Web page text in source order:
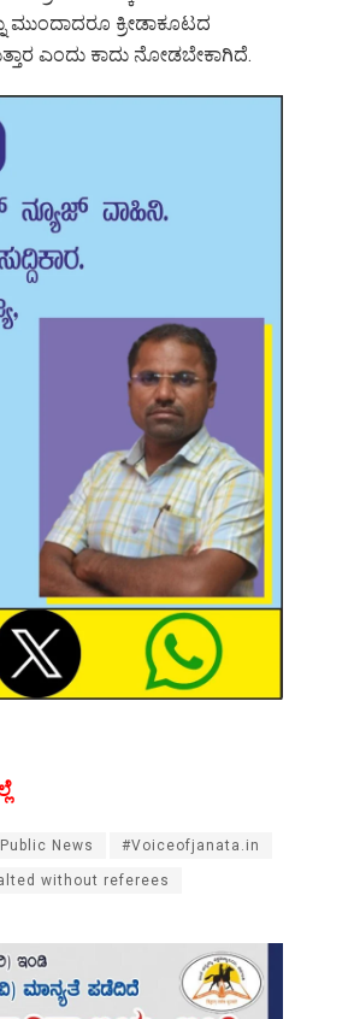
ಕ್ರೀಡಾಕೂಟದ
ಎಂದು ಕಾದು ನೋಡಬೇಕಾಗಿದೆ.
News #Voiceofjanata.in
without referees